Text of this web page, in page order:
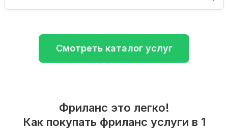
Смотреть каталог услуг
Фриланс это легко!
Как покупать фриланс услуги в 1